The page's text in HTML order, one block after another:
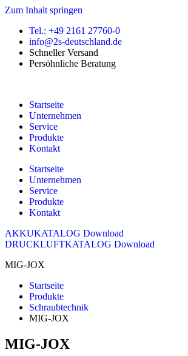
Zum Inhalt springen
Tel.: +49 2161 27760-0
info@2s-deutschland.de
Schneller Versand
Persöhnliche Beratung
Startseite
Unternehmen
Service
Produkte
Kontakt
Startseite
Unternehmen
Service
Produkte
Kontakt
AKKUKATALOG Download
DRUCKLUFTKATALOG Download
MIG-JOX
Startseite
Produkte
Schraubtechnik
MIG-JOX
MIG-JOX